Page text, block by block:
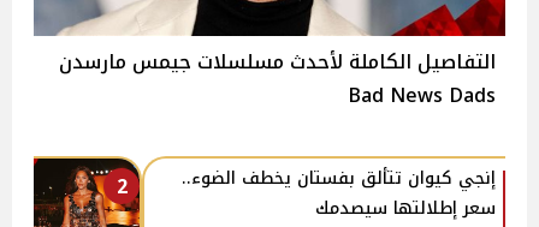
التفاصيل الكاملة لأحدث مسلسلات جيمس مارسدن
Bad News Dads
2
إنجي كيوان تتألق بفستان يخطف الضوء..
سعر إطلالتها سيصدمك